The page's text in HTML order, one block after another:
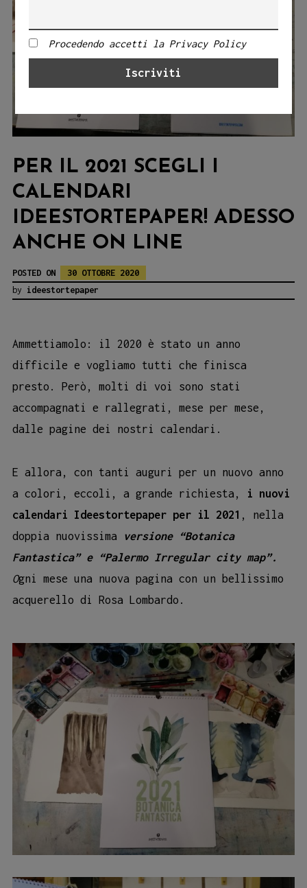
PER IL 2021 SCEGLI I
CALENDARI
IDEESTORTEPAPER! ADESSO
ANCHE ON LINE
POSTED ON
30 OTTOBRE 2020
by ideestortepaper
Ammettiamolo: il 2020 è stato un anno
difficile e vogliamo tutti che finisca
presto. Però, molti di voi sono stati
accompagnati e rallegrati, mese per mese,
dalle pagine dei nostri calendari.
E allora, con tanti auguri per un nuovo anno
a colori, eccoli, a grande richiesta,
i nuovi
calendari Ideestortepaper per il 2021 , nella
doppia nuovissima
versione“Botanica
Fantastica” e “Palermo Irregular city map”.
Ogni mese una nuova pagina con un bellissimo
acquerello di Rosa Lombardo.
Procedendo accetti la Privacy Policy